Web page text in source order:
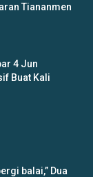
Tiananmen
4 Jun
Buat Kali
balai,” Dua